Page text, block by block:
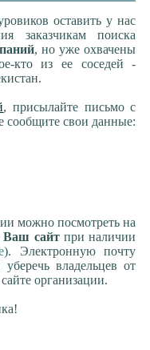
оставить у нас
заказчикам поиска
, но уже охвачены
кто из ее соседей -
, присылайте письмо с
сообщите свои данные:
можно посмотреть на
Ваш сайтпри наличии
). Электронную почту
владельцев от
организации.